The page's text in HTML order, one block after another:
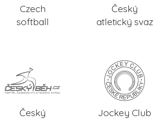
Czech
softball
Český
atletický svaz
Český
Jockey Club